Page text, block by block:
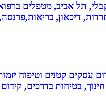
תל אביב, מטפלים
דיכאון,
עסקים קטנים וטיפוח
בטיחות בדרכים,